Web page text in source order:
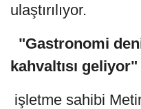
ulaştırılıyor.
"Gastronomi
kahvaltısı geliyor"
işletme sahibi